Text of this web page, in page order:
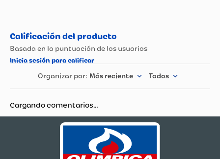
Más reciente Todos
Cargando comentarios…